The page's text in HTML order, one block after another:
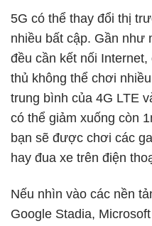
5G có thể thay đổi thị
nhiều bất cập. Gần như
đều cần kết nối
thủ không thể chơi
trung bình của 4G LTE
có thể giảm xuống còn
bạn sẽ được chơi các
hay đua xe trên điện
Nếu nhìn vào các nền
Google Stadia,